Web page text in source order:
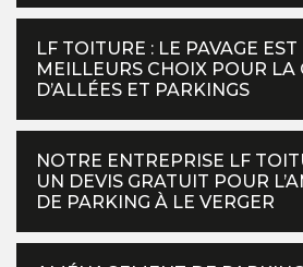
LF TOITURE : LE PAVAGE
MEILLEURS CHOIX POUR LA
D’ALLÉES ET PARKINGS
NOTRE ENTREPRISE LF
UN DEVIS GRATUIT POUR
DE PARKING À LE VERGER